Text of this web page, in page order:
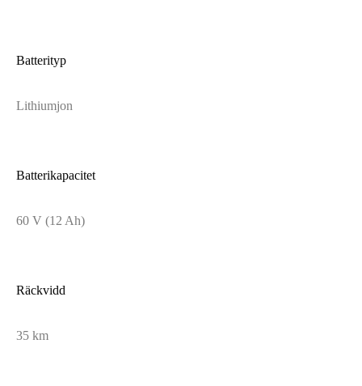
Batterityp
Lithiumjon
Batterikapacitet
60 V (12 Ah)
Räckvidd
35 km